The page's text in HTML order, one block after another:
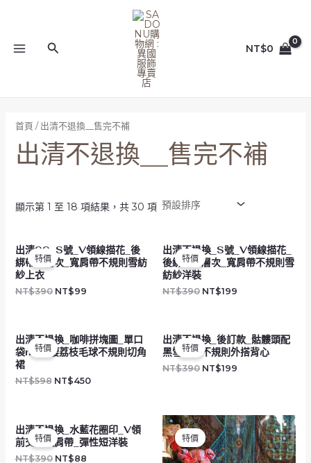
搜
NT$0
首頁 / 出清不退換__售完不補
出清不退換__售完不補
顯示第 1 至 18 項結果，共 30 項
特價
出清99_S號_V領線描花_後
綁帶多層次_寬肩帶不規則雪紡
紗上衣
NT$390
始
價
NT$390。
NT$99
前
價
特價
出清不退換_S號_V領線描花_
後綁帶多層次_寬肩帶不規則雪
紡紗洋裝
NT$390
始
價
NT$390。
NT$199
前
價
特價
出清不退換_咖啡拼塊圖_單口
袋naka腰荔枝毛球不規則切角
裙
NT$598
始
價
NT$598。
NT$450
前
價
特價
出清不退換_後訂款_骷髏頭配
黑雪紡紗不規則外搭背心
NT$390
始
價
格：
NT$390。
NT$199
前
價
特價
出清不退換_水藍花圈印_V領
前交疊細肩帶_彈性短洋裝
NT$390
始
價
格：
NT$88
前
價
特價
原
始
價
格：
目
前
價
格：